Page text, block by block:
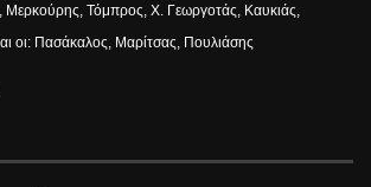
Μερκούρης, Τόμπρος, Χ. Γεωργοτάς, Καυκιάς,
οι: Πασάκαλος, Μαρίτσας, Πουλιάσης